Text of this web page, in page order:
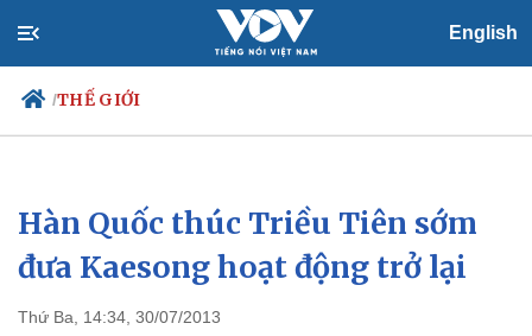
English
/THẾ GIỚI
Chính trị
Đảng
Tổ chức nhân sự
Nhận diện sự thật
Xã hội
Tin 24h
Dự báo thời tiết
Hàn Quốc thúc Triều Tiên sớm
đưa Kaesong hoạt động trở lại
Thứ Ba, 14:34, 30/07/2013